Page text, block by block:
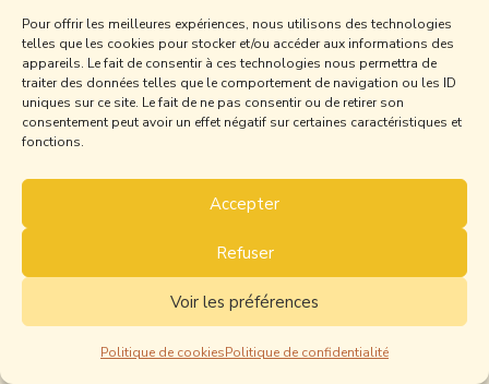
Pour offrir les meilleures expériences, nous utilisons des technologies
telles que les cookies pour stocker et/ou accéder aux informations des
appareils. Le fait de consentir à ces technologies nous permettra de
traiter des données telles que le comportement de navigation ou les ID
uniques sur ce site. Le fait de ne pas consentir ou de retirer son
consentement peut avoir un effet négatif sur certaines caractéristiques et
fonctions.
Accepter
Refuser
Voir les préférences
Politique de cookiesPolitique de confidentialité
Normandie.
Vous avez besoin d’aide pour trier,
désencombrer, réorganiser… un placard, une
pièce, un appartement, une maison entière